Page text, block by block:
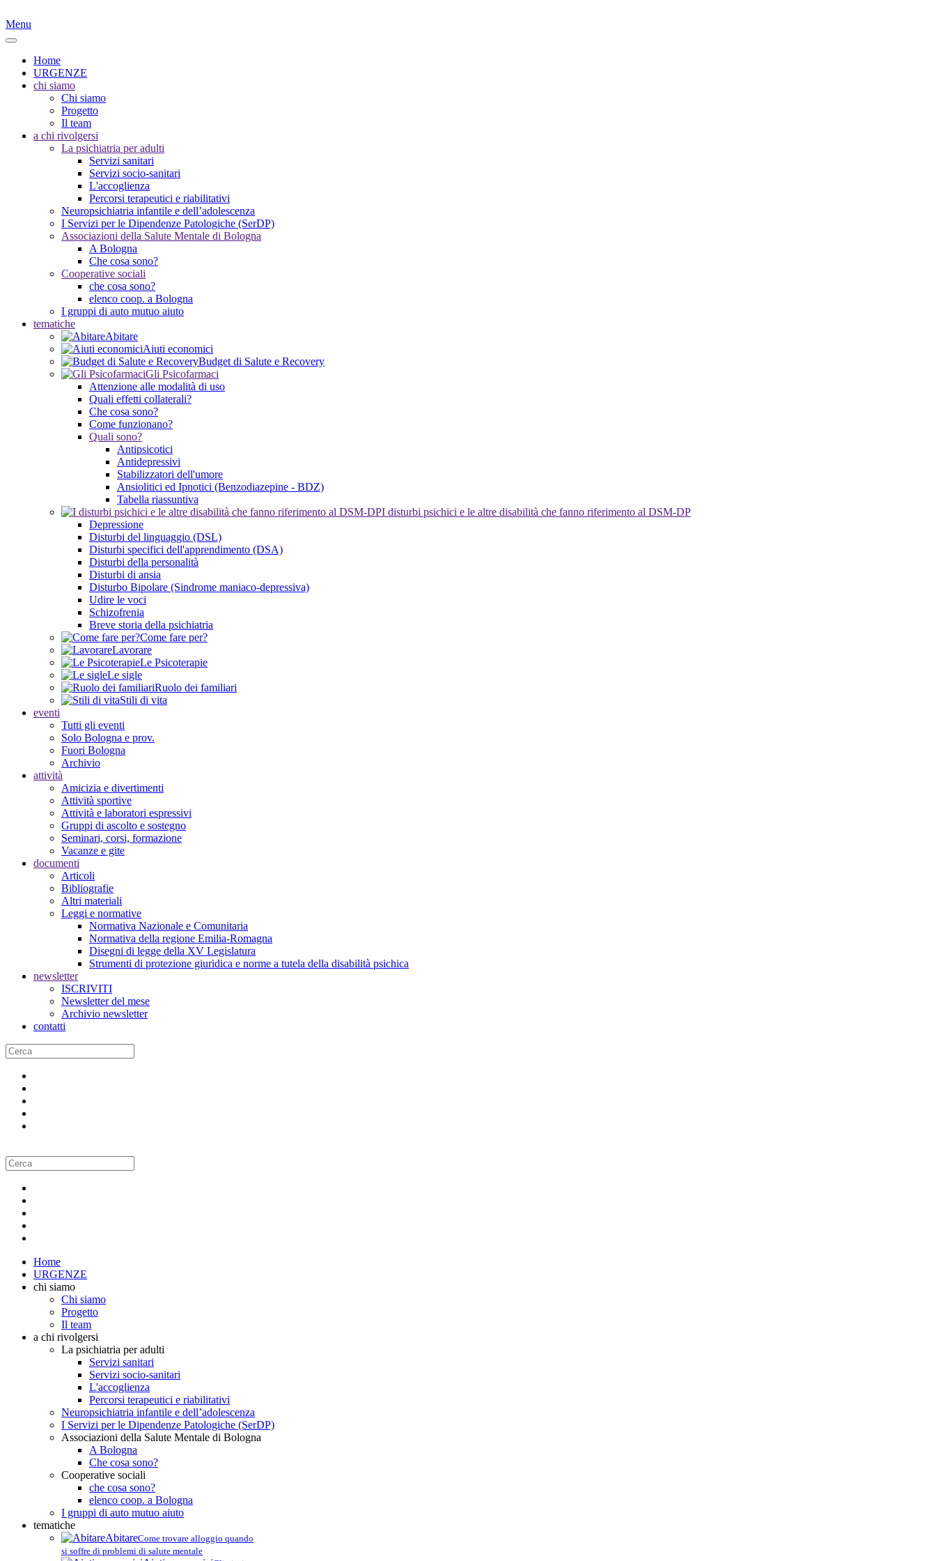
Menu
Home
URGENZE
chi siamo
Chi siamo
Progetto
Il team
a chi rivolgersi
La psichiatria per adulti
Servizi sanitari
Servizi socio-sanitari
L'accoglienza
Percorsi terapeutici e riabilitativi
Neuropsichiatria infantile e dell’adolescenza
I Servizi per le Dipendenze Patologiche (SerDP)
Associazioni della Salute Mentale di Bologna
A Bologna
Che cosa sono?
Cooperative sociali
che cosa sono?
elenco coop. a Bologna
I gruppi di auto mutuo aiuto
tematiche
Abitare
Aiuti economici
Budget di Salute e Recovery
Gli Psicofarmaci
Attenzione alle modalità di uso
Quali effetti collaterali?
Che cosa sono?
Come funzionano?
Quali sono?
Antipsicotici
Antidepressivi
Stabilizzatori dell'umore
Ansiolitici ed Ipnotici (Benzodiazepine - BDZ)
Tabella riassuntiva
I disturbi psichici e le altre disabilità che fanno riferimento al DSM-DP
Depressione
Disturbi del linguaggio (DSL)
Disturbi specifici dell'apprendimento (DSA)
Disturbi della personalità
Disturbi di ansia
Disturbo Bipolare (Sindrome maniaco-depressiva)
Udire le voci
Schizofrenia
Breve storia della psichiatria
Come fare per?
Lavorare
Le Psicoterapie
Le sigle
Ruolo dei familiari
Stili di vita
eventi
Tutti gli eventi
Solo Bologna e prov.
Fuori Bologna
Archivio
attività
Amicizia e divertimenti
Attività sportive
Attività e laboratori espressivi
Gruppi di ascolto e sostegno
Seminari, corsi, formazione
Vacanze e gite
documenti
Articoli
Bibliografie
Altri materiali
Leggi e normative
Normativa Nazionale e Comunitaria
Normativa della regione Emilia-Romagna
Disegni di legge della XV Legislatura
Strumenti di protezione giuridica e norme a tutela della disabilità psichica
newsletter
ISCRIVITI
Newsletter del mese
Archivio newsletter
contatti
Home
URGENZE
chi siamo
Chi siamo
Progetto
Il team
a chi rivolgersi
La psichiatria per adulti
Servizi sanitari
Servizi socio-sanitari
L'accoglienza
Percorsi terapeutici e riabilitativi
Neuropsichiatria infantile e dell’adolescenza
I Servizi per le Dipendenze Patologiche (SerDP)
Associazioni della Salute Mentale di Bologna
A Bologna
Che cosa sono?
Cooperative sociali
che cosa sono?
elenco coop. a Bologna
I gruppi di auto mutuo aiuto
tematiche
AbitareCome trovare alloggio quando
si soffre di problemi di salute mentale